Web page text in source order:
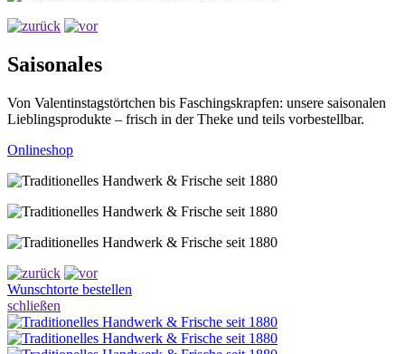
Saisonales
Von Valentinstagstörtchen bis Faschingskrapfen: unsere saisonalen
Lieblingsprodukte – frisch in der Theke und teils vorbestellbar.
Onlineshop
Wunschtorte bestellen
schließen